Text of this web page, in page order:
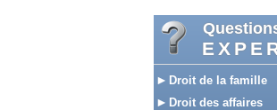
Droit de la famille
Droit des affaires